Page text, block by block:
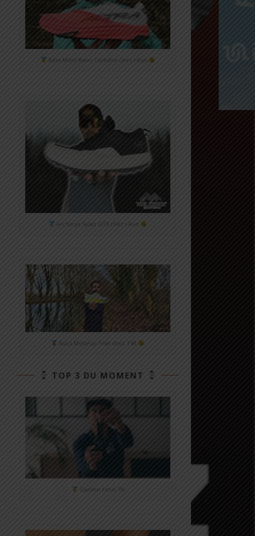
Altra Mont Blanc Carbone chez i-Run
Arc'teryx Sylan GTX chez i-Run
Asics MetaFuji Trail chez T4R
TOP 3 DU MOMENT
Garmin Fénix 7X